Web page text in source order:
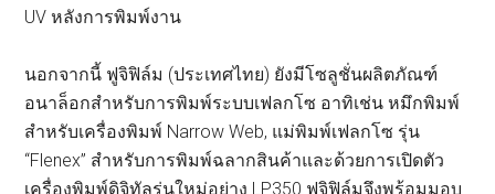
UV หลังการพิมพ์งาน
นอกจากนี้ ฟูจิฟิล์ม (ประเทศไทย) ยังมีโซลูชั่นผลิตภัณฑ์
อนาล็อกสำหรับการพิมพ์ระบบเฟลกโซ อาทิเช่น หมึกพิมพ์
สำหรับเครื่องพิมพ์ Narrow Web, แม่พิมพ์เฟลกโซ รุ่น
“Flenex” สำหรับการพิมพ์ฉลากสินค้าและด้วยการเปิดตัว
เครื่องพิมพ์ดิจิทัลรุ่นใหม่อย่าง LP350 ฟูจิฟิล์มจึงพร้อมมอบ